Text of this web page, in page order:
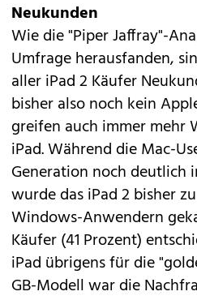
Neukunden
Wie die "Piper Jaffray"-
Umfrage herausfanden,
aller iPad 2 Käufer
bisher also noch kein
greifen auch immer mehr
iPad. Während die Mac-
Generation noch deutlich
wurde das iPad 2 bisher
Windows-Anwendern
Käufer (41 Prozent)
iPad übrigens für die
GB-Modell war die